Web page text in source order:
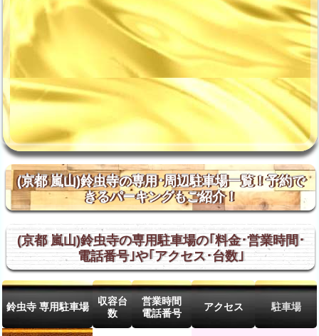
(京都 嵐山)鈴虫寺の専用･周辺駐車場一覧！予約で
きるパーキングもご紹介！
(京都 嵐山)鈴虫寺の専用駐車場の｢料金･営業時間･
電話番号｣や｢アクセス･台数｣
鈴虫寺 専用駐車場
収容台
数
営業時間
電話番号
アクセス 駐車場